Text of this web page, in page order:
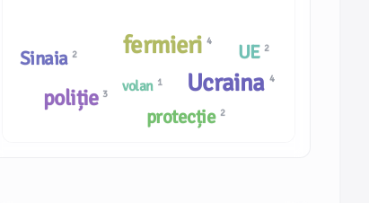
volan 1
Sinaia 2 fermieri 4
protecție 2
poliție 3 Ucraina 4
UE 2